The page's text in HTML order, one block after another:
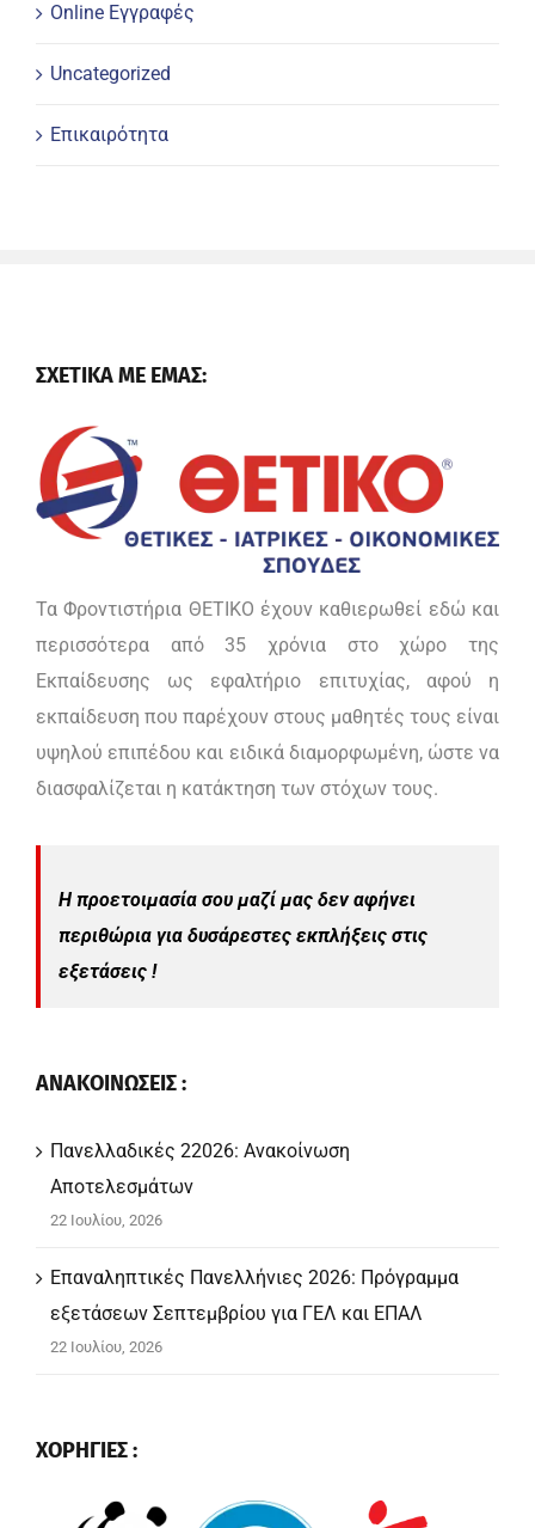
Uncategorized
Επικαιρότητα
ΣΧΕΤΙΚΑ ΜΕ ΕΜΑΣ:
Τα Φροντιστήρια ΘΕΤΙΚΟ έχουν καθιερωθεί εδώ και
περισσότερα από 35 χρόνια στο χώρο της
Εκπαίδευσης ως εφαλτήριο επιτυχίας, αφού η
εκπαίδευση που παρέχουν στους μαθητές τους είναι
υψηλού επιπέδου και ειδικά διαμορφωμένη, ώστε να
διασφαλίζεται η κατάκτηση των στόχων τους.
Η προετοιμασία σου μαζί μας δεν αφήνει
περιθώρια για δυσάρεστες εκπλήξεις στις
εξετάσεις !
ΑΝΑΚΟΙΝΩΣΕΙΣ :
Πανελλαδικές 22026: Ανακοίνωση
Αποτελεσμάτων
22 Ιουλίου, 2026
Επαναληπτικές Πανελλήνιες 2026: Πρόγραμμα
εξετάσεων Σεπτεμβρίου για ΓΕΛ και ΕΠΑΛ
22 Ιουλίου, 2026
ΧΟΡΗΓΙΕΣ :